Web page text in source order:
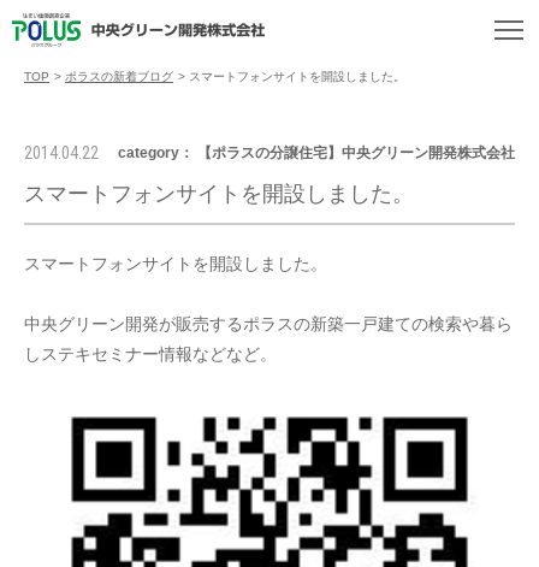
TOP > ポラスの新着ブログ > スマートフォンサイトを開設しました。
2014.04.22 category： 【ポラスの分譲住宅】中央グリーン開発株式会社
スマートフォンサイトを開設しました。
スマートフォンサイトを開設しました。
中央グリーン開発が販売するポラスの新築一戸建ての検索や暮ら
しステキセミナー情報などなど。